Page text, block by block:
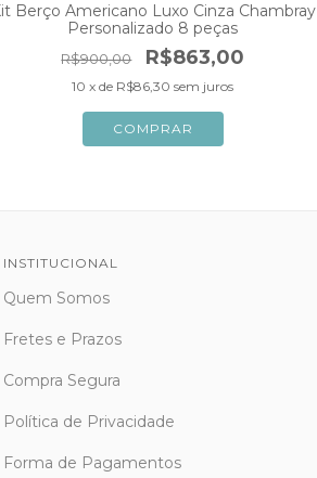
Berço Americano Luxo Cinza Chambray
Personalizado 8 peças
R$900,00 R$863,00
10 x de R$86,30 sem juros
INSTITUCIONAL
Quem Somos
Fretes e Prazos
Compra Segura
Política de Privacidade
Forma de Pagamentos